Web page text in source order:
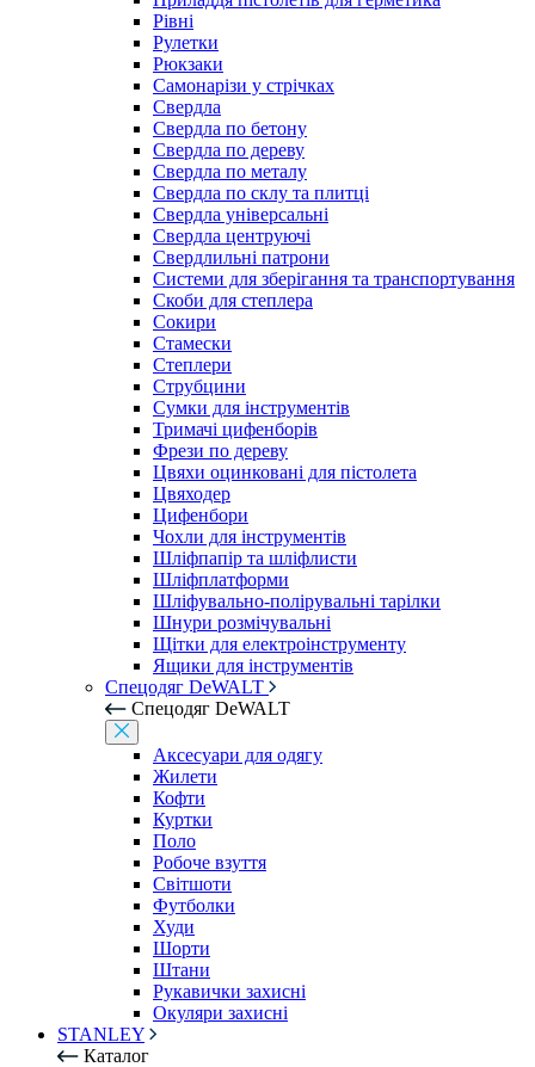
Рівні
Рулетки
Рюкзаки
Самонарізи у стрічках
Свердла
Свердла по бетону
Свердла по дереву
Свердла по металу
Свердла по склу та плитці
Свердла універсальні
Свердла центруючі
Свердлильні патрони
Системи для зберігання та транспортування
Скоби для степлера
Сокири
Стамески
Степлери
Струбцини
Сумки для інструментів
Тримачі цифенборів
Фрези по дереву
Цвяхи оцинковані для пістолета
Цвяходер
Цифенбори
Чохли для інструментів
Шліфпапір та шліфлисти
Шліфплатформи
Шліфувально-полірувальні тарілки
Шнури розмічувальні
Щітки для електроінструменту
Ящики для інструментів
Спецодяг DeWALT
Спецодяг DeWALT
Аксесуари для одягу
Жилети
Кофти
Куртки
Поло
Робоче взуття
Світшоти
Футболки
Худи
Шорти
Штани
Рукавички захисні
Окуляри захисні
STANLEY
Каталог